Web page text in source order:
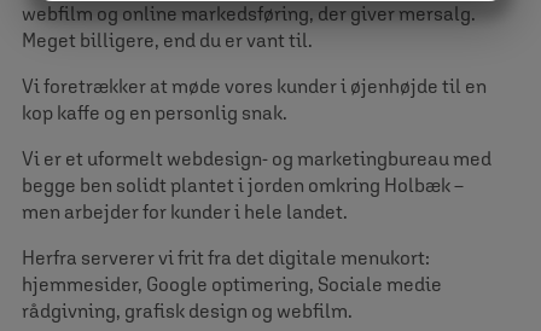
webfilm og online markedsføring, der giver mersalg.
Meget billigere, end du er vant til.
Vi foretrækker at møde vores kunder i øjenhøjde til en
kop kaffe og en personlig snak.
Vi er et uformelt webdesign- og marketingbureau med
begge ben solidt plantet i jorden omkring Holbæk –
men arbejder for kunder i hele landet.
Herfra serverer vi frit fra det digitale menukort:
hjemmesider, Google optimering, Sociale medie
rådgivning, grafisk design og webfilm.
MARKETING STATISTIK